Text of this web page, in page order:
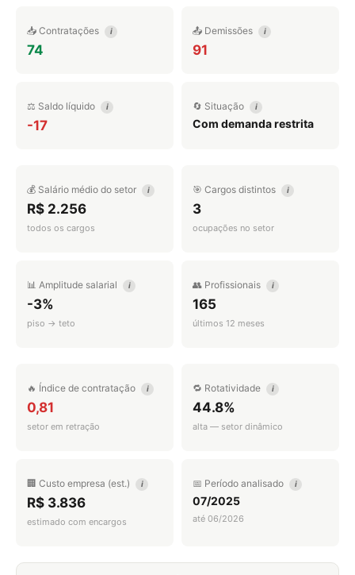
📥 Contratações i
74
📤 Demissões i
91
⚖️ Saldo líquido i
-17
🔄 Situação i
Com demanda restrita
💰 Salário médio do setor i
R$ 2.256
todos os cargos
🎯 Cargos distintos i
3
ocupações no setor
📊 Amplitude salarial i
-3%
piso → teto
👥 Profissionais i
165
últimos 12 meses
🔥 Índice de contratação i
0,81
setor em retração
🔁 Rotatividade i
44.8%
alta — setor dinâmico
🏢 Custo empresa (est.) i
R$ 3.836
estimado com encargos
📅 Período analisado i
07/2025
até 06/2026